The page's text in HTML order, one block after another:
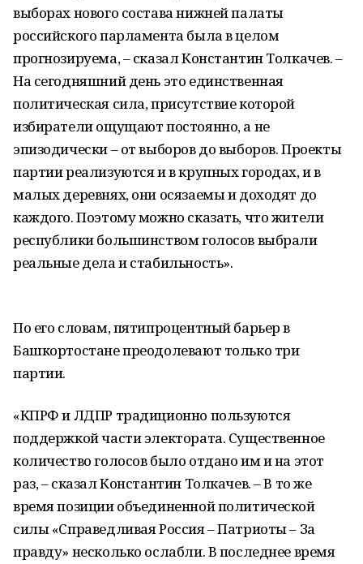
выборах нового состава нижней палаты
российского парламента была в целом
прогнозируема, – сказал Константин Толкачев. –
На сегодняшний день это единственная
политическая сила, присутствие которой
избиратели ощущают постоянно, а не
эпизодически – от выборов до выборов. Проекты
партии реализуются и в крупных городах, и в
малых деревнях, они осязаемы и доходят до
каждого. Поэтому можно сказать, что жители
республики большинством голосов выбрали
реальные дела и стабильность».
По его словам, пятипроцентный барьер в
Башкортостане преодолевают только три
партии.
«КПРФ и ЛДПР традиционно пользуются
поддержкой части электората. Существенное
количество голосов было отдано им и на этот
раз, – сказал Константин Толкачев. – В то же
время позиции объединенной политической
силы «Справедливая Россия – Патриоты – За
правду» несколько ослабли. В последнее время